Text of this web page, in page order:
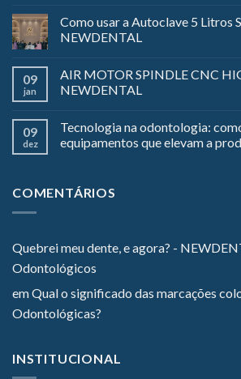
Como usar a Autoclave 5 Litros
NEWDENTAL
09
jan
AIR MOTOR SPINDLE CNC
NEWDENTAL
09
dez
Tecnologia na odontologia:
equipamentos que elevam a
COMENTÁRIOS
Quebrei meu dente, e agora? -
Odontológicos
emQual o significado das marcações
Odontológicas?
INSTITUCIONAL